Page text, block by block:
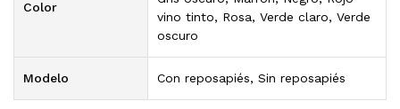
Color
vino tinto, Rosa, Verde claro, Verde
oscuro
Modelo Con reposapiés, Sin reposapiés